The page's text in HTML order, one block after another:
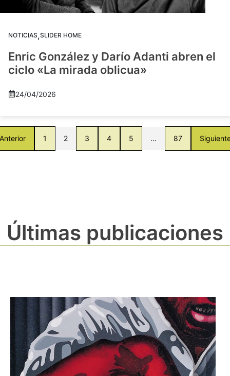
NOTICIAS,SLIDER HOME
Enric González y Darío Adanti abren el
ciclo «La mirada oblicua»
24/04/2026
1 2 3 4 5 … 87
Últimas publicaciones